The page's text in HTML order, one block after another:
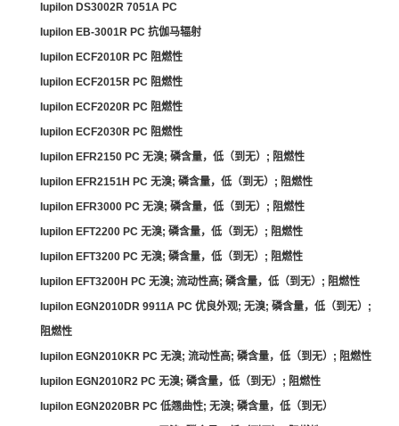
Iupilon DS3002R 7051A PC
Iupilon EB-3001R PC 抗伽马辐射
Iupilon ECF2010R PC 阻燃性
Iupilon ECF2015R PC 阻燃性
Iupilon ECF2020R PC 阻燃性
Iupilon ECF2030R PC 阻燃性
Iupilon EFR2150 PC 无溴; 磷含量，低（到无）; 阻燃性
Iupilon EFR2151H PC 无溴; 磷含量，低（到无）; 阻燃性
Iupilon EFR3000 PC 无溴; 磷含量，低（到无）; 阻燃性
Iupilon EFT2200 PC 无溴; 磷含量，低（到无）; 阻燃性
Iupilon EFT3200 PC 无溴; 磷含量，低（到无）; 阻燃性
Iupilon EFT3200H PC 无溴; 流动性高; 磷含量，低（到无）; 阻燃性
Iupilon EGN2010DR 9911A PC 优良外观; 无溴; 磷含量，低（到无）;
阻燃性
Iupilon EGN2010KR PC 无溴; 流动性高; 磷含量，低（到无）; 阻燃性
Iupilon EGN2010R2 PC 无溴; 磷含量，低（到无）; 阻燃性
Iupilon EGN2020BR PC 低翘曲性; 无溴; 磷含量，低（到无）